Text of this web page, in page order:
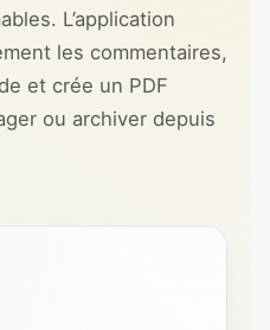
L’application
les commentaires,
et crée un PDF
ou archiver depuis